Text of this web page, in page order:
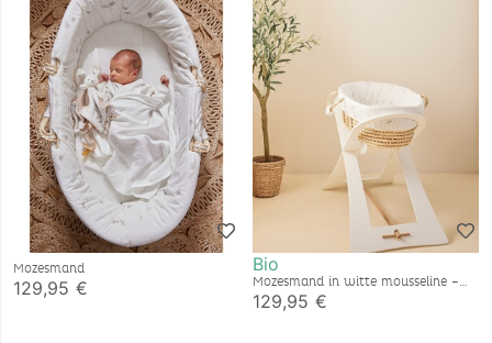
Mozesmand
129,95 €
Bio
Mozesmand in witte mousseline –
Orso
129,95 €